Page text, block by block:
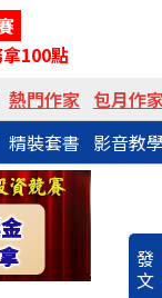
100點
熱門作家 包月作
精裝套書 影音教
發
文